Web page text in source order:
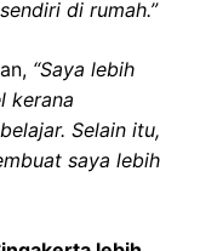
di rumah.”
“Saya lebih
kerana
Selain itu,
saya lebih